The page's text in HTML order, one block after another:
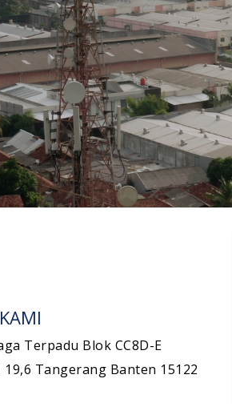
Terpadu Blok CC8D-E
19,6 Tangerang Banten 15122